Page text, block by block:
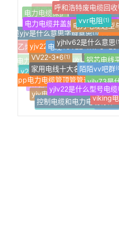
低烟无卤电缆料
型号yjv电缆是什么意思(1)
电缆YJV22-4*95表示什么
家用电线十大名
电缆保
电力电
YJV电力电缆
电视机尺寸32英寸(0)
家用电线品牌最好(1)
yjv电缆图片大全(1)
电力电缆保护管cpvc价格(1)
呼和浩特废电缆回收
电视机32英寸
电力电缆作
yjv
zr-
光伏项目铝
nhyjv是什么电缆线
家用电线十大名牌排名及价格(1)
海底电力电缆施工及验收规范(1)
交联聚乙烯绝缘电缆工作温度(1)
电缆yjv是什么意思字母意思(1)
电力电缆井盖施工规范要求(1)
vvr电阻(1)
电力电缆选型
06kv
低烟无卤
电
vvr是
vvr是什么电
yjv22-5*10什么意思(1)
vlv铝电缆的优点(1)
y20是什么意思(1)
VV22-3*6(1)
yjv22电缆一米重量表(1)
yjhlv62是什么意思
电缆YJV22-1Kv
铝芯电线
低烟
高低压
铝缆(1)
低压交联电缆耐压试验标
yjv电缆是铝芯的吗(1)
mpp电力电缆管顶管管道厚度(1)
家用电线十大名牌排名图片
陌陌vv吧群
yjlv73是
viking
控制电缆和电力电缆有什
yjlv22是什么型号电缆